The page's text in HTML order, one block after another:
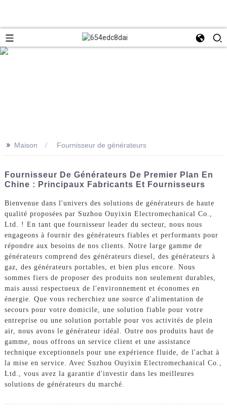
>> Maison Fournisseur de générateurs
Fournisseur De Générateurs De Premier Plan En
Chine : Principaux Fabricants Et Fournisseurs
Bienvenue dans l'univers des solutions de générateurs de haute
qualité proposées par Suzhou Ouyixin Electromechanical Co.,
Ltd. ! En tant que fournisseur leader du secteur, nous nous
engageons à fournir des générateurs fiables et performants pour
répondre aux besoins de nos clients. Notre large gamme de
générateurs comprend des générateurs diesel, des générateurs à
gaz, des générateurs portables, et bien plus encore. Nous
sommes fiers de proposer des produits non seulement durables,
mais aussi respectueux de l'environnement et économes en
énergie. Que vous recherchiez une source d'alimentation de
secours pour votre domicile, une solution fiable pour votre
entreprise ou une solution portable pour vos activités de plein
air, nous avons le générateur idéal. Outre nos produits haut de
gamme, nous offrons un service client et une assistance
technique exceptionnels pour une expérience fluide, de l'achat à
la mise en service. Avec Suzhou Ouyixin Electromechanical Co.,
Ltd., vous avez la garantie d'investir dans les meilleures
solutions de générateurs du marché.